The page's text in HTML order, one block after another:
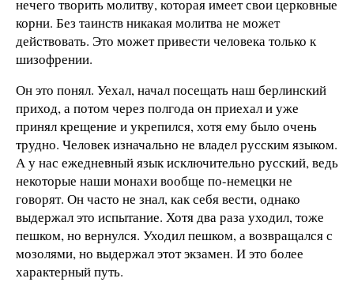
нечего творить молитву, которая имеет свои церковные
корни. Без таинств никакая молитва не может
действовать. Это может привести человека только к
шизофрении.
Он это понял. Уехал, начал посещать наш берлинский
приход, а потом через полгода он приехал и уже
принял крещение и укрепился, хотя ему было очень
трудно. Человек изначально не владел русским языком.
А у нас ежедневный язык исключительно русский, ведь
некоторые наши монахи вообще по-немецки не
говорят. Он часто не знал, как себя вести, однако
выдержал это испытание. Хотя два раза уходил, тоже
пешком, но вернулся. Уходил пешком, а возвращался с
мозолями, но выдержал этот экзамен. И это более
характерный путь.